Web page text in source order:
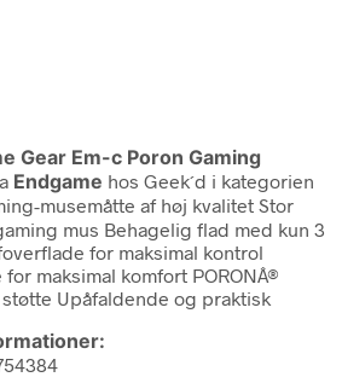
Gear Em-c Poron Gaming
Endgame hos Geek´d i kategorien
musemåtte af høj kvalitet Stor
mus Behagelig flad med kun 3
for maksimal kontrol
maksimal komfort PORONÂ®
Upåfaldende og praktisk